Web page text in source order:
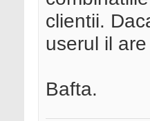
clientii.
userul il
Bafta.